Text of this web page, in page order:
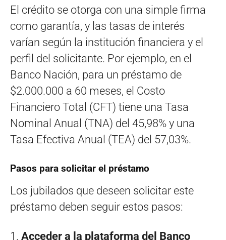
El crédito se otorga con una simple firma
como garantía, y las tasas de interés
varían según la institución financiera y el
perfil del solicitante. Por ejemplo, en el
Banco Nación, para un préstamo de
$2.000.000 a 60 meses, el Costo
Financiero Total (CFT) tiene una Tasa
Nominal Anual (TNA) del 45,98% y una
Tasa Efectiva Anual (TEA) del 57,03%.
Pasos para solicitar el préstamo
Los jubilados que deseen solicitar este
préstamo deben seguir estos pasos:
1. Acceder a la plataforma del Banco